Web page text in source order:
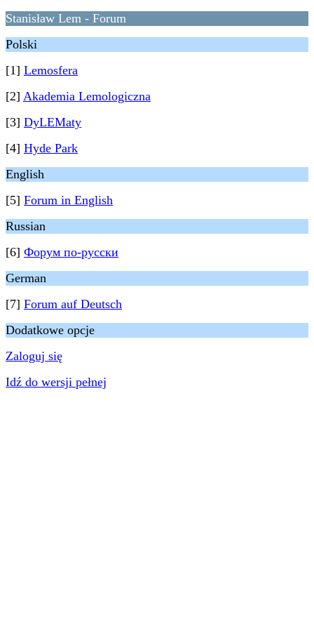
Stanisław Lem - Forum
Polski
[1] Lemosfera
[2] Akademia Lemologiczna
[3] DyLEMaty
[4] Hyde Park
English
[5] Forum in English
Russian
[6] Форум по-русски
German
[7] Forum auf Deutsch
Dodatkowe opcje
Zaloguj się
Idź do wersji pełnej